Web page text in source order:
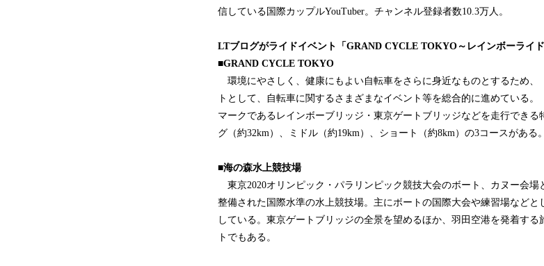
信している国際カップルYouTuber。チャンネル登録者数10.3万人。
LTブログがライドイベント「GRAND CYCLE TOKYO～レインボーライ
■GRAND CYCLE TOKYO
環境にやさしく、健康にもよい自転車をさらに身近なものとするため、
トとして、自転車に関するさまざまなイベント等を総合的に進めている
マークであるレインボーブリッジ・東京ゲートブリッジなどを走行でき
グ（約32km）、ミドル（約19km）、ショート（約8km）の3コースがある。
■海の森水上競技場
東京2020オリンピック・パラリンピック競技大会のボート、カヌー会場
整備された国際水準の水上競技場。主にボートの国際大会や練習場など
している。東京ゲートブリッジの全景を望めるほか、羽田空港を発着する
トでもある。